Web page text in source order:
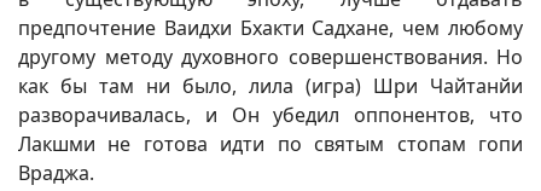
предпочтение Ваидхи Бхакти Садхане, чем любому
другому методу духовного совершенствования. Но
как бы там ни было, лила (игра) Шри Чайтанйи
разворачивалась, и Он убедил оппонентов, что
Лакшми не готова идти по святым стопам гопи
Враджа.